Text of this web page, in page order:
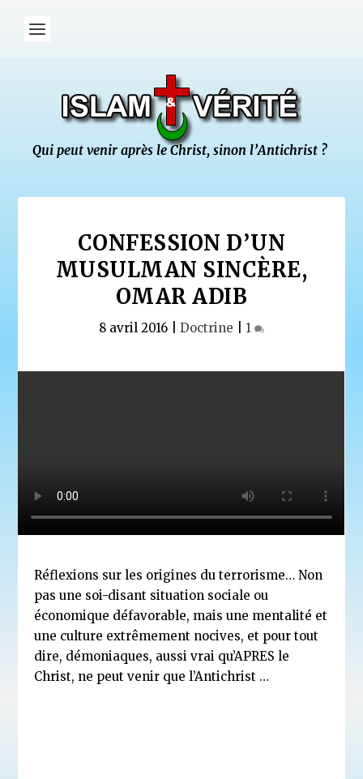
CONFESSION D’UN
MUSULMAN SINCÈRE,
OMAR ADIB
8 avril 2016 Doctrine 1
Réflexions sur les origines du terrorisme… Non
pas une soi-disant situation sociale ou
économique défavorable, mais une mentalité et
une culture extrêmement nocives, et pour tout
dire, démoniaques, aussi vrai qu’APRES le
Christ, ne peut venir que l’Antichrist …